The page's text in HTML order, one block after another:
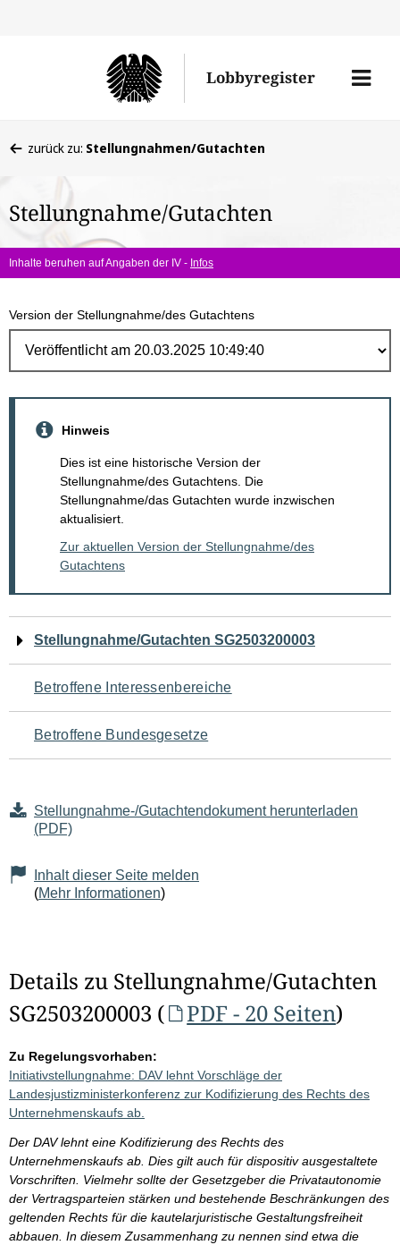
Lobbyregister
Menü
befinden
hier:
zurück zu: Stellungnahmen/Gutachten
Stellungnahme/Gutachten
Inhalte beruhen auf Angaben der IV - Infos
Version der Stellungnahme/des Gutachtens
Hinweis
Dies ist eine historische Version der
Stellungnahme/des Gutachtens. Die
Stellungnahme/das Gutachten wurde inzwischen
aktualisiert.
Zur aktuellen Version der Stellungnahme/des
Gutachtens
Navigation
für
den
Seiteninhalt
Stellungnahme/Gutachten SG2503200003
Betroffene Interessenbereiche
Betroffene Bundesgesetze
Stellungnahme-/Gutachtendokument herunterladen
(PDF)
Inhalt dieser Seite melden
(Mehr Informationen)
Details zu Stellungnahme/Gutachten
SG2503200003 (
PDF - 20 Seiten)
Zu Regelungsvorhaben:
Initiativstellungnahme: DAV lehnt Vorschläge der
Landesjustizministerkonferenz zur Kodifizierung des Rechts des
Unternehmenskaufs ab.
Der DAV lehnt eine Kodifizierung des Rechts des
Unternehmenskaufs ab. Dies gilt auch für dispositiv ausgestaltete
Vorschriften. Vielmehr sollte der Gesetzgeber die Privatautonomie
der Vertragsparteien stärken und bestehende Beschränkungen des
geltenden Rechts für die kautelarjuristische Gestaltungsfreiheit
abbauen. In diesem Zusammenhang zu nennen sind etwa die